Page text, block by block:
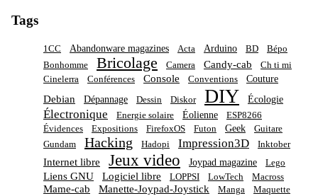
Tags
1CC Abandonware magazines Acta Arduino BD
Bépo
Bonhomme
Bricolage Camera Candy-cab
Ch ti mi
Cinelerra
Conférences Console Conventions Couture
Debian Dépannage Dessin Diskor DIY Écologie
Électronique Energie solaire Éolienne
ESP8266
Évidences
Expositions FirefoxOS Futon Geek
Guitare
Gundam
Hacking Hadopi Impression3D Inktober
Internet libre Jeux video Joypad magazine Lego
Liens GNU Logiciel libre LOPPSI LowTech Macross
Mame-cab Manette-Joypad-Joystick Manga Maquette